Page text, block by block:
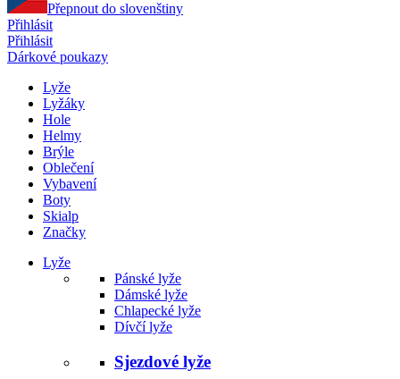
Přepnout do slovenštiny
Přihlásit
Přihlásit
Dárkové poukazy
Lyže
Lyžáky
Hole
Helmy
Brýle
Oblečení
Vybavení
Boty
Skialp
Značky
Lyže
Pánské lyže
Dámské lyže
Chlapecké lyže
Dívčí lyže
Sjezdové lyže